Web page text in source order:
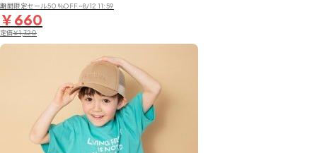
期間限定セール50％OFF~8/12 11:59
￥660
定価￥1,320